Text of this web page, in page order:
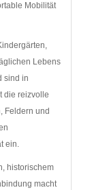
Mobilität
Lebens
sind in
die reizvolle
Feldern und
ein.
historischem
macht